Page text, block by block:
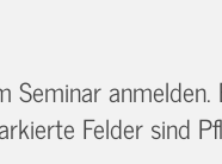
Seminar
Felder sind